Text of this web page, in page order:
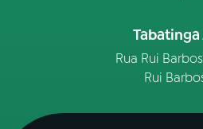
Tabatinga
Rua Rui
Rui